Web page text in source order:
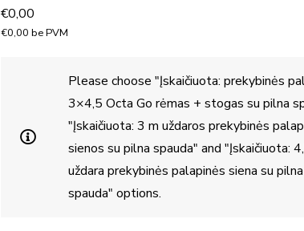
€0,00
€0,00 be PVM
Please choose "Įskaičiuota: prekybinės
3×4,5 Octa Go rėmas + stogas su pilna
"Įskaičiuota: 3 m uždaros prekybinės
sienos su pilna spauda" and "Įskaičiuota:
uždara prekybinės palapinės siena su pilna
spauda" options.